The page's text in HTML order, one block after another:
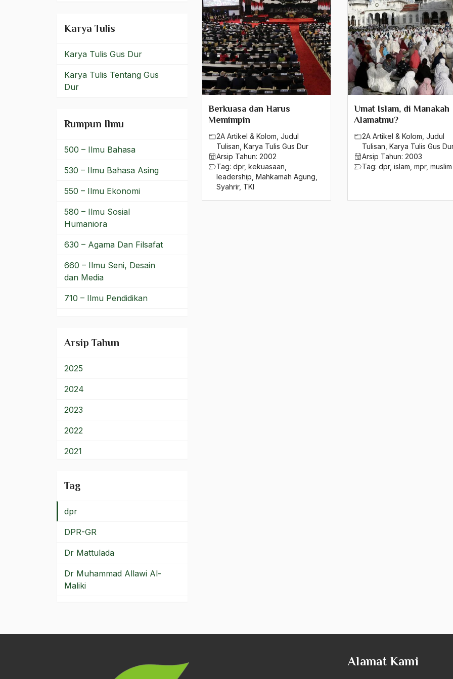
Berkuasa dan Harus
Memimpin
2A Artikel & Kolom Judul
Tulisan Karya Tulis Gus Dur
Arsip Tahun: 2002
Tag: dpr, kekuasaan
leadership Mahkamah Agung
Syahrir, TKI
Umat Islam, di Manakah
Alamatmu?
2A Artikel & Kolom ,Judul
Tulisan ,Karya Tulis Gus
Arsip Tahun:2003
Tag:dpr,islam ,mpr,muslim
Karya Tulis
Karya Tulis Gus Dur
Karya Tulis Tentang Gus
Dur
Rumpun Ilmu
500 – Ilmu Bahasa
530 – Ilmu Bahasa Asing
550 – Ilmu Ekonomi
580 – Ilmu Sosial
Humaniora
630 – Agama Dan Filsafat
660 – Ilmu Seni, Desain
dan Media
710 – Ilmu Pendidikan
Arsip Tahun
2025
2024
2023
2022
2021
2019
2018
2017
2016
2015
Tag
Dinasti Umayyah
Diplomatik
Discourse Politik
disintegrasi teritorial
Divestasi Indosat
Djohan Effendi
DK PBB
DKI Jakarta
DKJ
Dokter Soetomo
Doktrin Islam
Doktriner
DOM
Dom Helder Cemara
Dominasi Kiai
DPP PKB
dpr
DPR-GR
Dr Mattulada
Dr Muhammad Allawi Al-
Maliki
Alamat Kami